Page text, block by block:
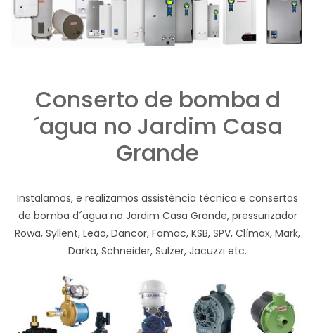
Conserto de bomba d
´agua no Jardim Casa
Grande
Instalamos, e realizamos assistência técnica e consertos
de bomba d´agua no Jardim Casa Grande, pressurizador
Rowa, Syllent, Leão, Dancor, Famac, KSB, SPV, Clímax, Mark,
Darka, Schneider, Sulzer, Jacuzzi etc.